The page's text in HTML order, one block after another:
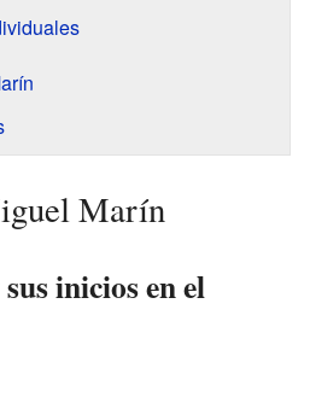
Marín
inicios en el